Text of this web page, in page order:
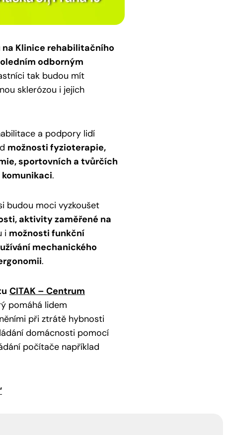
Klinice rehabilitačního
odborným
tak budou mít
sklerózou i jejich
a podpory lidí
možnosti fyzioterapie,
sportovních a tvůrčích
.
budou moci vyzkoušet
aktivity zaměřené na
i možnosti funkční
mechanického
.
CITAK – Centrum
pomáhá lidem
při ztrátě hybnosti
domácnosti pomocí
počítače například